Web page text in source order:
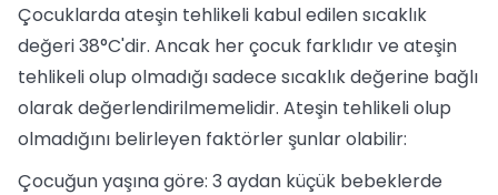
Çocuklarda ateşin tehlikeli kabul edilen sıcaklık
değeri 38°C'dir. Ancak her çocuk farklıdır ve ateşin
tehlikeli olup olmadığı sadece sıcaklık değerine bağlı
olarak değerlendirilmemelidir. Ateşin tehlikeli olup
olmadığını belirleyen faktörler şunlar olabilir:
Çocuğun yaşına göre: 3 aydan küçük bebeklerde